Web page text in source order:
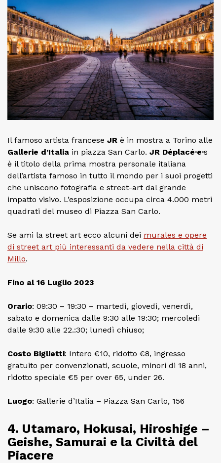
Il famoso artista francese JR è in mostra a Torino alle
Gallerie d’Italia in piazza San Carlo. JR Déplacé·e·s
è il titolo della prima mostra personale italiana
dell’artista famoso in tutto il mondo per i suoi progetti
che uniscono fotografia e street-art dal grande
impatto visivo. L’esposizione occupa circa 4.000 metri
quadrati del museo di Piazza San Carlo.
Se ami la street art ecco alcuni dei murales e opere
di street art più interessanti da vedere nella città di
Millo.
Fino al 16 Luglio 2023
Orario: 09:30 – 19:30 – martedì, giovedì, venerdì,
sabato e domenica dalle 9:30 alle 19:30; mercoledì
dalle 9:30 alle 22.:30; lunedì chiuso;
Costo Biglietti: Intero €10, ridotto €8, ingresso
gratuito per convenzionati, scuole, minori di 18 anni,
ridotto speciale €5 per over 65, under 26.
Luogo: Gallerie d’Italia – Piazza San Carlo, 156
4. Utamaro, Hokusai, Hiroshige –
Geishe, Samurai e la Civiltà del
Piacere